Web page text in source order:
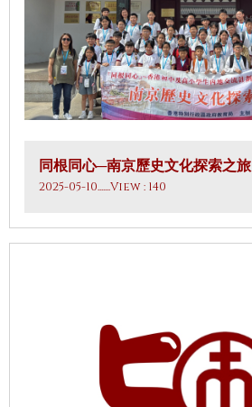
同根同心─南京歷史文化探索之旅
2025-05-10.......View : 140